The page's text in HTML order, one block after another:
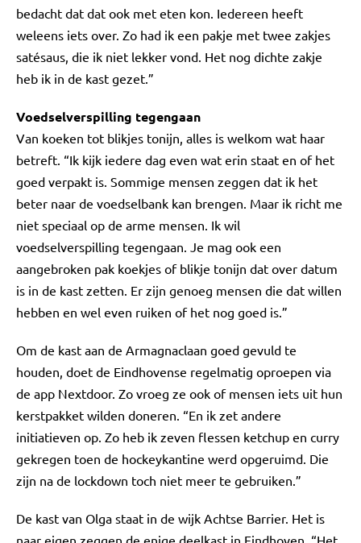
bedacht dat dat ook met eten kon. Iedereen heeft
weleens iets over. Zo had ik een pakje met twee zakjes
satésaus, die ik niet lekker vond. Het nog dichte zakje
heb ik in de kast gezet.”
Voedselverspilling tegengaan
Van koeken tot blikjes tonijn, alles is welkom wat haar
betreft. “Ik kijk iedere dag even wat erin staat en of het
goed verpakt is. Sommige mensen zeggen dat ik het
beter naar de voedselbank kan brengen. Maar ik richt me
niet speciaal op de arme mensen. Ik wil
voedselverspilling tegengaan. Je mag ook een
aangebroken pak koekjes of blikje tonijn dat over datum
is in de kast zetten. Er zijn genoeg mensen die dat willen
hebben en wel even ruiken of het nog goed is.”
Om de kast aan de Armagnaclaan goed gevuld te
houden, doet de Eindhovense regelmatig oproepen via
de app Nextdoor. Zo vroeg ze ook of mensen iets uit hun
kerstpakket wilden doneren. “En ik zet andere
initiatieven op. Zo heb ik zeven flessen ketchup en curry
gekregen toen de hockeykantine werd opgeruimd. Die
zijn na de lockdown toch niet meer te gebruiken.”
De kast van Olga staat in de wijk Achtse Barrier. Het is
naar eigen zeggen de enige deelkast in Eindhoven. “Het